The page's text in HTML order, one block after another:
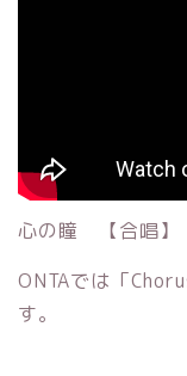
心の瞳 【合唱
ONTAでは「
す。